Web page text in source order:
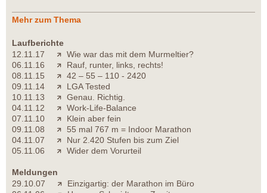
Mehr zum Thema
Laufberichte
12.11.17
Wie war das mit dem Murmeltier?
06.11.16
Rauf, runter, links, rechts!
08.11.15
42 – 55 – 110 - 2420
09.11.14
LGA Tested
10.11.13
Genau. Richtig.
04.11.12
Work-Life-Balance
07.11.10
Klein aber fein
09.11.08
55 mal 767 m = Indoor Marathon
04.11.07
Nur 2.420 Stufen bis zum Ziel
05.11.06
Wider dem Vorurteil
Meldungen
29.10.07
Einzigartig: der Marathon im Büro